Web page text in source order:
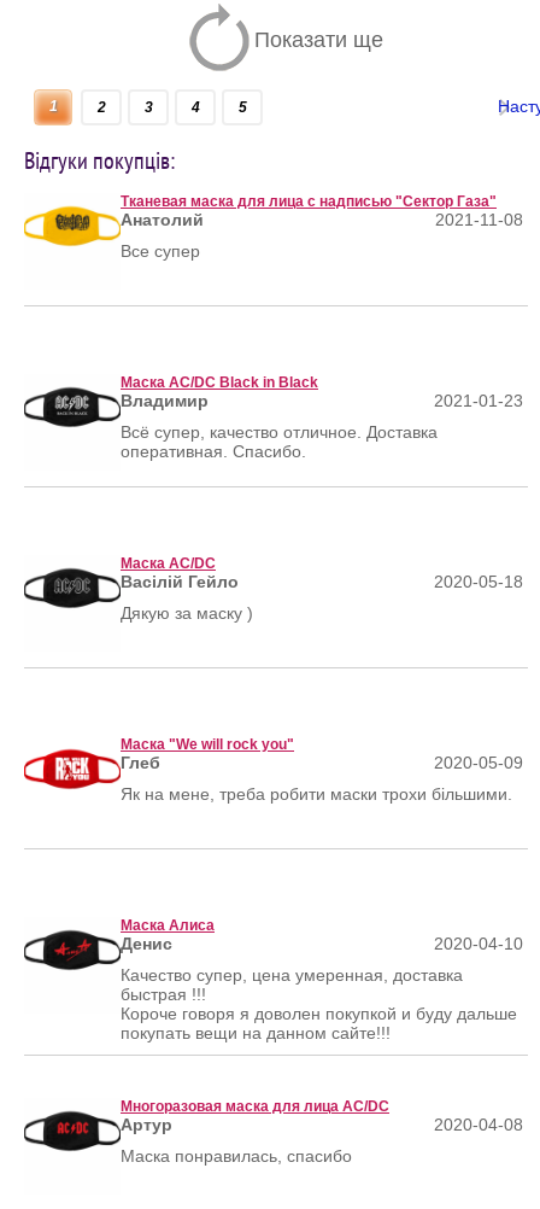
Показати ще
1 2 3 4 5
Відгуки покупців:
Тканевая маска для лица с надписью "Сектор Газа"
Анатолий
2021-11-08
Все супер
Маска AC/DC Black in Black
Владимир
2021-01-23
Всё супер, качество отличное. Доставка
оперативная. Спасибо.
Маска AC/DC
Васілій Гейло
2020-05-18
Дякую за маску )
Маска "We will rock you"
Глеб
2020-05-09
Як на мене, треба робити маски трохи більшими.
Маска Алиса
Денис
2020-04-10
Качество супер, цена умеренная, доставка
быстрая !!!
Короче говоря я доволен покупкой и буду дальше
покупать вещи на данном сайте!!!
Многоразовая маска для лица AC/DC
Артур
2020-04-08
Маска понравилась, спасибо